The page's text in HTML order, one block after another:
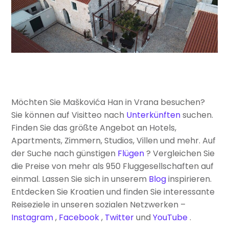
Möchten Sie Maškovića Han in Vrana besuchen?
Sie können auf Visitteo nach Unterkünftensuchen.
Finden Sie das größte Angebot an Hotels,
Apartments, Zimmern, Studios, Villen und mehr. Auf
der Suche nach günstigen Flügen? Vergleichen Sie
die Preise von mehr als 950 Fluggesellschaften auf
einmal. Lassen Sie sich in unserem Bloginspirieren.
Entdecken Sie Kroatien und finden Sie interessante
Reiseziele in unseren sozialen Netzwerken –
Instagram, Facebook, TwitterundYouTube.